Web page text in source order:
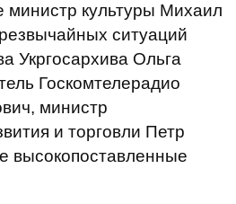
министр культуры Михаил
ситуаций
Укргосархива Ольга
Госкомтелерадио
министр
и торговли Петр
высокопоставленные